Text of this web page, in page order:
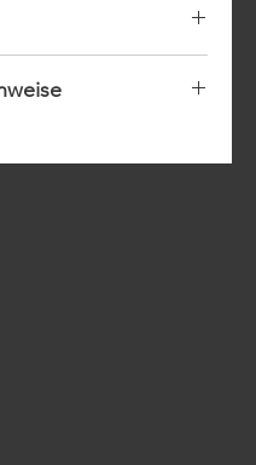
cm
und auf